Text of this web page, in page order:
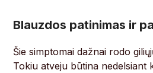
Blauzdos patinimas ir
Šie simptomai dažnai rodo
Tokiu atveju būtina nedelsiant